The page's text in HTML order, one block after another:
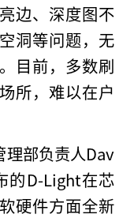
边、深度图不
洞等问题，无
目前，多数刷
所，难以在户
理部负责人Dav
的D-Light在芯
硬件方面全新